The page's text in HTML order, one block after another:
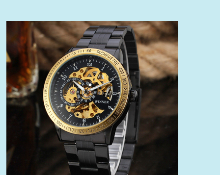
o
o
k
t
az
ă